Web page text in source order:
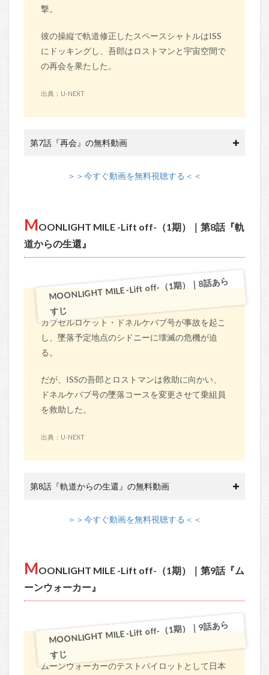
撃。
彼の操縦で軌道修正したスペースシャトルはISS
にドッキングし、吾郎はロストマンと宇宙空間で
の再会を果たした。
出典：U-NEXT
第7話『再会』の無料動画
＞＞今すぐ動画を無料視聴する＜＜
MOONLIGHT MILE -Lift off-（1期）｜第8話『軌
道からの生還』
MOONLIGHT MILE -Lift off-（1期）｜8話あら
すじ
カプセルロケット・ドネルケバブ号が事故を起こ
し、墜落予定地点のシドニーに壊滅の危機が迫
る。
だが、ISSの吾郎とロストマンは救助に向かい、
ドネルケバブ号の墜落コースを変更させて乗組員
を救助した。
出典：U-NEXT
第8話『軌道からの生還』の無料動画
＞＞今すぐ動画を無料視聴する＜＜
MOONLIGHT MILE -Lift off-（1期）｜第9話『ム
ーンウォーカー』
MOONLIGHT MILE -Lift off-（1期）｜9話あら
すじ
ムーンウォーカーのテストパイロットとして日本